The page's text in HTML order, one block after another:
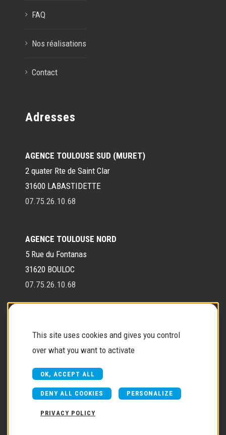
FAQ
Nos réalisations
Contact
Adresses
AGENCE TOULOUSE SUD (MURET)
2 quater Rte de Saint Clar
31600 LABASTIDETTE
07.75.26.10.68
AGENCE TOULOUSE NORD
5 Rue du Fontanas
31620 BOULOC
07.75.26.10.68
Contactez-nous
This site uses cookies and gives you control
over what you want to activate
OK, ACCEPT ALL
DENY ALL COOKIES PERSONALIZE
PRIVACY POLICY